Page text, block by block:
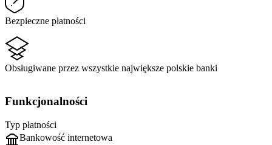
Bezpieczne płatności
Obsługiwane przez wszystkie największe polskie banki
Funkcjonalności
Typ płatności
Bankowość internetowa